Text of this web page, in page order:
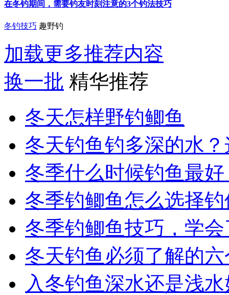
在冬钓期间，需要钓友时刻注意的3个钓法技巧
冬钓技巧 趣野钓
加载更多推荐内容
换一批 精华推荐
冬天怎样野钓鲫鱼
冬天钓鱼钓多深的水
冬季什么时候钓鱼最好
冬季钓鲫鱼怎么选择
冬季钓鲫鱼技巧，学
冬天钓鱼必须了解的
入冬钓鱼深水还是浅